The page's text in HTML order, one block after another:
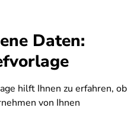
Daten:
hilft Ihnen zu erfahren, ob
von Ihnen